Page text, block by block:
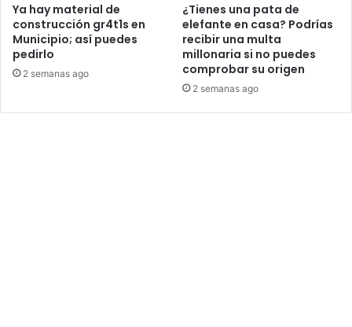
Ya hay material de
construcción gr4t1s en
Municipio; así puedes
pedirlo
2 semanas ago
¿Tienes una pata de
elefante en casa? Podrías
recibir una multa
millonaria si no puedes
comprobar su origen
2 semanas ago